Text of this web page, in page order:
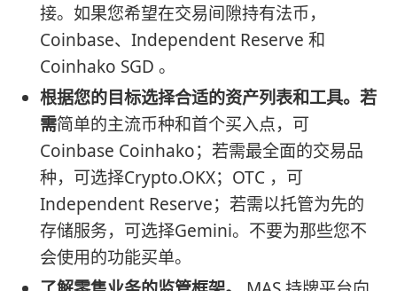
接。如果您希望在交易间隙持有法币，
Coinbase、Independent Reserve 和
Coinhako SGD 。
根据您的目标选择合适的资产列表和工具。若
需简单的主流币种和首个买入点，可
Coinbase Coinhako；若需最全面的交易品
种，可选择Crypto.OKX；OTC ，可
Independent Reserve；若需以托管为先的
存储服务，可选择Gemini。不要为那些您不
会使用的功能买单。